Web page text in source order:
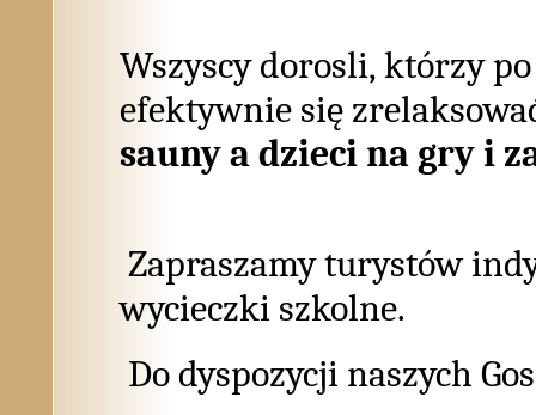
Wszyscy dorosli, którzy
efektywnie się
sauny a dzieci na gry i
Zapraszamy turystów
wycieczki szkolne.
Do dyspozycji naszych